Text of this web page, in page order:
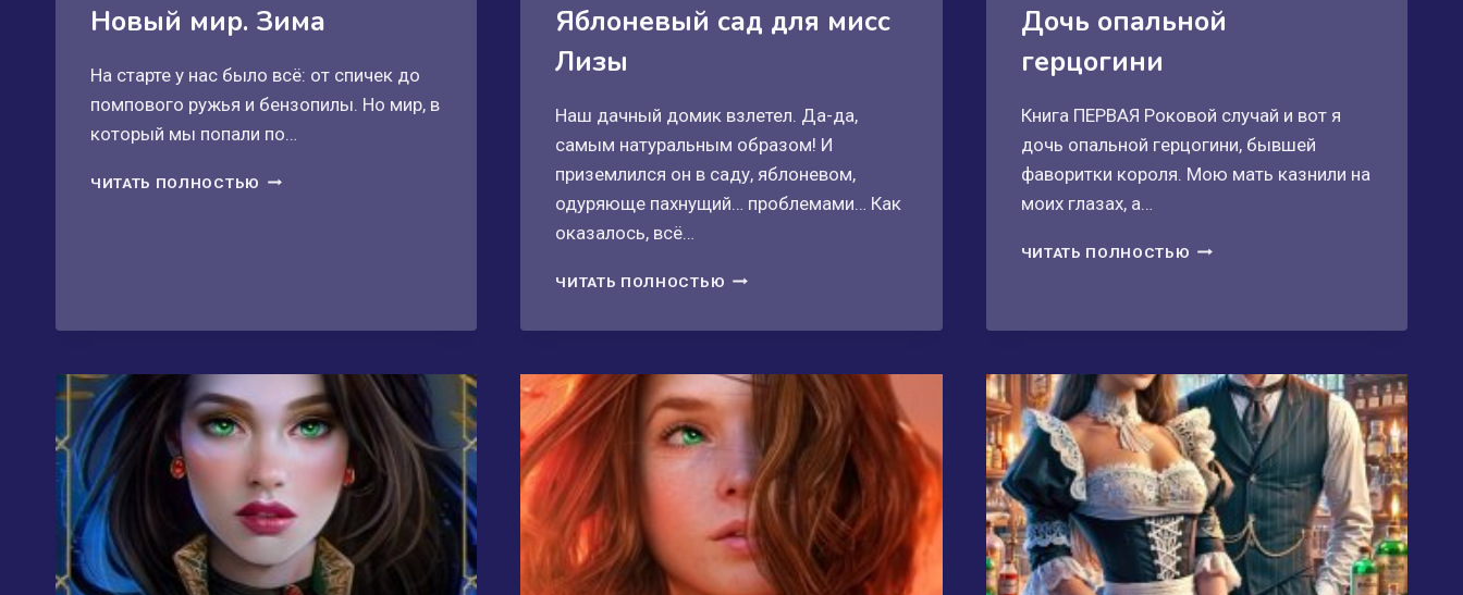
Новый мир. Зима
На старте у нас было всё: от спичек до
помпового ружья и бензопилы. Но мир, в
который мы попали по…
ЧИТАТЬ ПОЛНОСТЬЮ НОВЫЙ
Яблоневый сад для мисс
Лизы
Наш дачный домик взлетел. Да-да,
самым натуральным образом! И
приземлился он в саду, яблоневом,
одуряюще пахнущий… проблемами… Как
оказалось, всё…
ЧИТАТЬ ПОЛНОСТЬЮ ЯБЛОНЕВЫЙ
Дочь опальной
герцогини
Книга ПЕРВАЯ Роковой случай и вот я
дочь опальной герцогини, бывшей
фаворитки короля. Мою мать казнили на
моих глазах, а…
ЧИТАТЬ ПОЛНОСТЬЮ ДОЧЬ